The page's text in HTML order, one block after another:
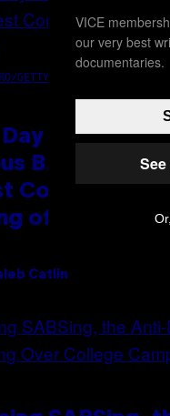
GETTY IMAGES)
32 Years
B.I.G. Made
Coming-Of-
of All Time
Catlin
VICE
our very best
documentaries.